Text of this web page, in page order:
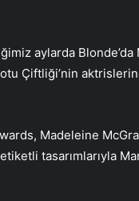
aylarda
Çiftliği’nin
Madeleine
tasarımlarıyla